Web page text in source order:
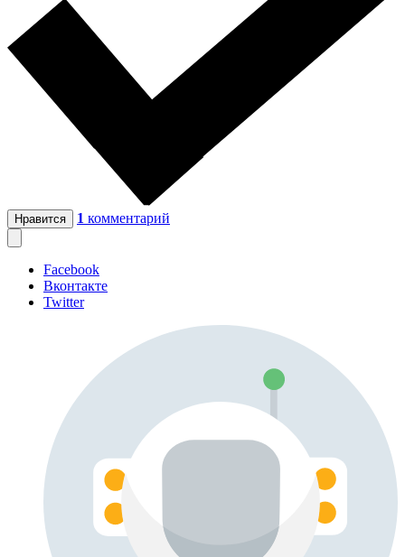
Нравится 1 комментарий
Facebook
Вконтакте
Twitter